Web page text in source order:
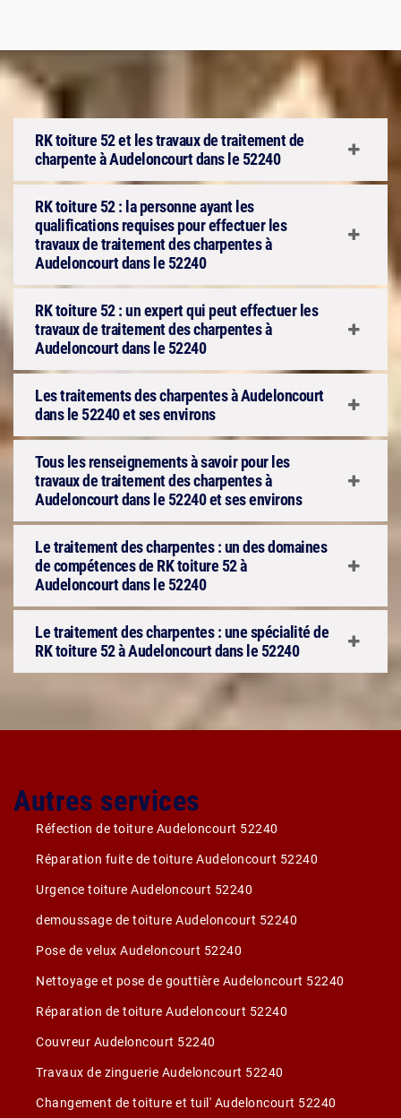
RK toiture 52 et les travaux de traitement de
charpente à Audeloncourt dans le 52240
RK toiture 52 : la personne ayant les
qualifications requises pour effectuer les
travaux de traitement des charpentes à
Audeloncourt dans le 52240
RK toiture 52 : un expert qui peut effectuer les
travaux de traitement des charpentes à
Audeloncourt dans le 52240
Les traitements des charpentes à Audeloncourt
dans le 52240 et ses environs
Tous les renseignements à savoir pour les
travaux de traitement des charpentes à
Audeloncourt dans le 52240 et ses environs
Le traitement des charpentes : un des domaines
de compétences de RK toiture 52 à
Audeloncourt dans le 52240
Le traitement des charpentes : une spécialité de
RK toiture 52 à Audeloncourt dans le 52240
Autres services
Réfection de toiture Audeloncourt 52240
Réparation fuite de toiture Audeloncourt 52240
Urgence toiture Audeloncourt 52240
demoussage de toiture Audeloncourt 52240
Pose de velux Audeloncourt 52240
Nettoyage et pose de gouttière Audeloncourt 52240
Réparation de toiture Audeloncourt 52240
Couvreur Audeloncourt 52240
Travaux de zinguerie Audeloncourt 52240
Changement de toiture et tuil' Audeloncourt 52240